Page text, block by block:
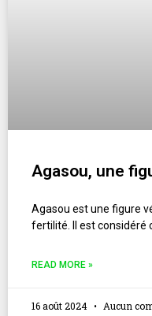
Agasou, une
Agasou est une figure
fertilité. Il est considéré
READ MORE »
16 août 2024 Aucun